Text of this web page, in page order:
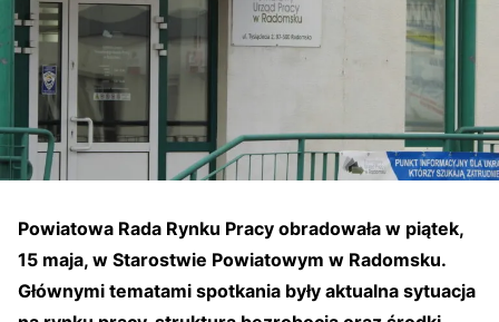
Powiatowa Rada Rynku Pracy obradowała w piątek,
15 maja, w Starostwie Powiatowym w Radomsku.
Głównymi tematami spotkania były aktualna sytuacja